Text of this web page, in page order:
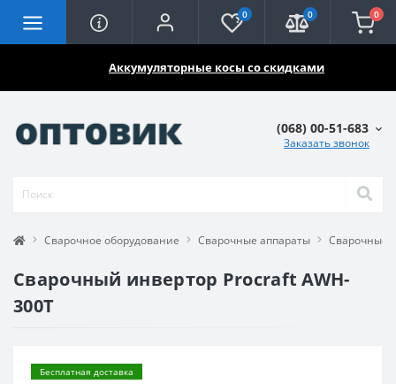
Аккумуляторные косы со скидками
0 0 0
(068) 00-51-683
Заказать звонок
Сварочное оборудование Сварочные аппараты Сварочные
Сварочный инвертор Procraft AWH-
300T
Бесплатная доставка